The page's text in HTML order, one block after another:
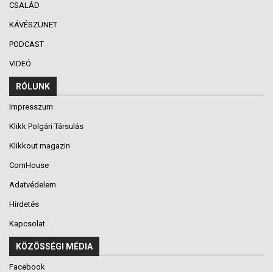
CSALÁD
KÁVÉSZÜNET
PODCAST
VIDEÓ
RÓLUNK
Impresszum
Klikk Polgári Társulás
Klikkout magazin
CornHouse
Adatvédelem
Hirdetés
Kapcsolat
KÖZÖSSÉGI MÉDIA
Facebook